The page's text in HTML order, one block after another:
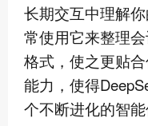
长期交互中理解
常使用它来整理
格式，使之更贴
能力，使得
个不断进化的智能